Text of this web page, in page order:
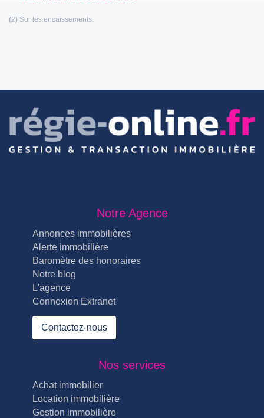
Notre Agence
Annonces immobilières
Alerte immobilière
Baromètre des honoraires
Notre blog
L'agence
Connexion Extranet
Contactez-nous
Nos services
Achat immobilier
Location immobilière
Gestion immobilière